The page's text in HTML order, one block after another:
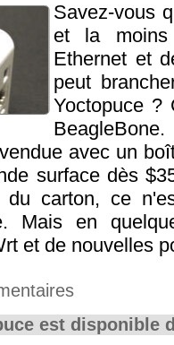
Savez-vous
et la moins
Ethernet et
peut
Yoctopuce
avec un
surface dès
du carton, ce
Mais en
et de nouvelles
est disponible